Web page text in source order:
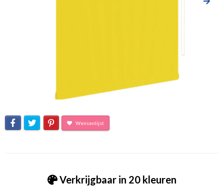
Wensenlijst
Verkrijgbaar in 20 kleuren